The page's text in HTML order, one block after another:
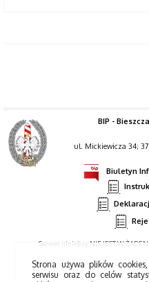
BIP -
ul. Mickiewicza 34;
Biuletyn
Serwer niniejszy NIE JEST W
Strona używa plików
serwisu oraz do celów